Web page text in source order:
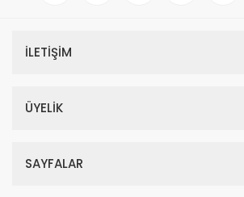
İLETİŞİM
ÜYELİK
SAYFALAR